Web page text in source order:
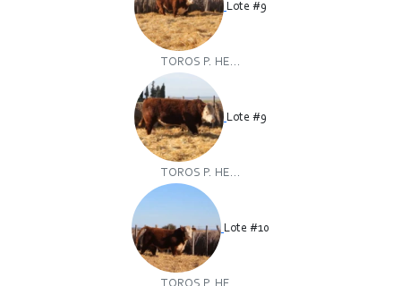
Lote #9
TOROS P. HE...
Lote #9
TOROS P. HE...
Lote #10